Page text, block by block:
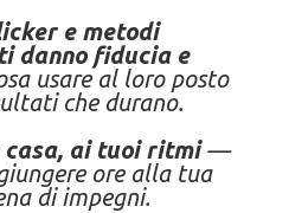
e metodi
danno fiducia e
usare al loro posto
che durano.
casa, ai tuoi ritmi—
ore alla tua
di impegni.